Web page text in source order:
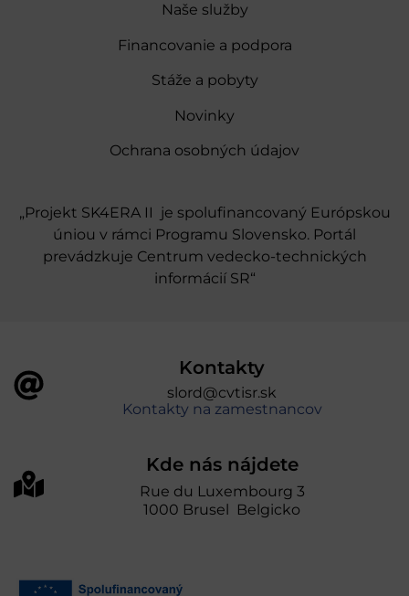
Naše služby
Financovanie a podpora
Stáže a pobyty
Novinky
Ochrana osobných údajov
„Projekt SK4ERA II je spolufinancovaný Európskou
úniou v rámci Programu Slovensko. Portál
prevádzkuje Centrum vedecko-technických
informácií SR“
Kontakty
slord@cvtisr.sk
Kontakty na zamestnancov
Kde nás nájdete
Rue du Luxembourg 3
1000 Brusel Belgicko